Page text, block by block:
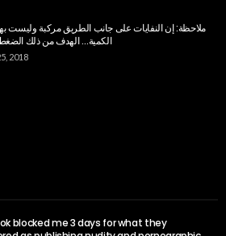
الكمية… الهدف من ذلك الضغط
2018
blocked me 3 days for what they